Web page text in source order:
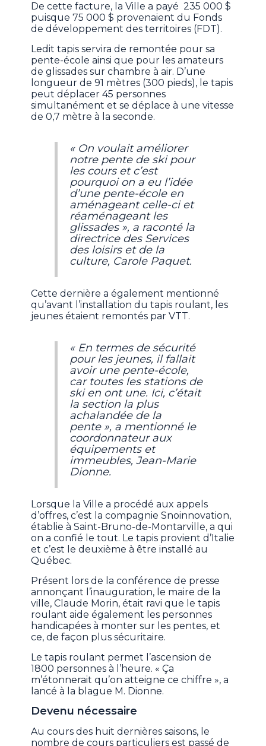
De cette facture, la Ville a payé 235 000 $
puisque 75 000 $ provenaient du Fonds
de développement des territoires (FDT).
Ledit tapis servira de remontée pour sa
pente-école ainsi que pour les amateurs
de glissades sur chambre à air. D’une
longueur de 91 mètres (300 pieds), le tapis
peut déplacer 45 personnes
simultanément et se déplace à une vitesse
de 0,7 mètre à la seconde.
« On voulait améliorer
notre pente de ski pour
les cours et c’est
pourquoi on a eu l’idée
d’une pente-école en
aménageant celle-ci et
réaménageant les
glissades », a raconté la
directrice des Services
des loisirs et de la
culture, Carole Paquet.
Cette dernière a également mentionné
qu’avant l’installation du tapis roulant, les
jeunes étaient remontés par VTT.
« En termes de sécurité
pour les jeunes, il fallait
avoir une pente-école,
car toutes les stations de
ski en ont une. Ici, c’était
la section la plus
achalandée de la
pente », a mentionné le
coordonnateur aux
équipements et
immeubles, Jean-Marie
Dionne.
Lorsque la Ville a procédé aux appels
d’offres, c’est la compagnie Snoinnovation,
établie à Saint-Bruno-de-Montarville, a qui
on a confié le tout. Le tapis provient d’Italie
et c’est le deuxième à être installé au
Québec.
Présent lors de la conférence de presse
annonçant l’inauguration, le maire de la
ville, Claude Morin, était ravi que le tapis
roulant aide également les personnes
handicapées à monter sur les pentes, et
ce, de façon plus sécuritaire.
Le tapis roulant permet l’ascension de
1800 personnes à l’heure. « Ça
m’étonnerait qu’on atteigne ce chiffre », a
lancé à la blague M. Dionne.
Devenu nécessaire
Au cours des huit dernières saisons, le
nombre de cours particuliers est passé de